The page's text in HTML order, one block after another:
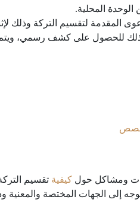
الوحدة المحلية.
المقدمة لتقسيم التركة وذلك
للحصول على كشف رسمي،
ومشاكل حول كيفية تقسيم
إلى الجهات المختصة والمعنية